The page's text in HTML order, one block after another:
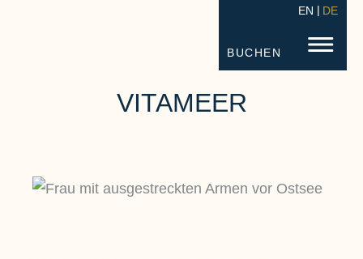
STRANDHOTEL FISCHLAND
BUCHEN
EN DE
VITAMEER